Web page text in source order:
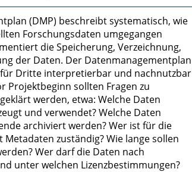
(DMP) beschreibt systematisch, wie
Forschungsdaten umgegangen
die Speicherung, Verzeichnung,
der Daten. Der Datenmanagementplan
Dritte interpretierbar und nachnutzbar
Projektbeginn sollten Fragen zu
werden, etwa: Welche Daten
und verwendet? Welche Daten
archiviert werden? Wer ist für die
zuständig? Wie lange sollen
Wer darf die Daten nach
unter welchen Lizenzbestimmungen?